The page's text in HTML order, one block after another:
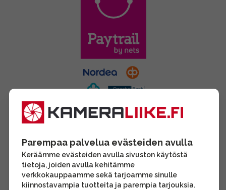
Parempaa palvelua evästeiden avulla
Keräämme evästeiden avulla sivuston käytöstä
tietoja, joiden avulla kehitämme
verkkokauppaamme sekä tarjoamme sinulle
kiinnostavampia tuotteita ja parempia tarjouksia.